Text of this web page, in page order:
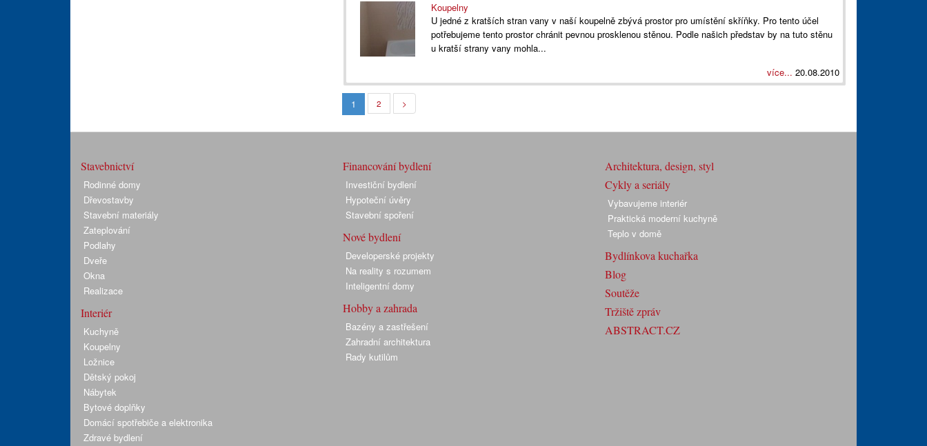
Koupelny
U jedné z kratších stran vany v naší koupelně zbývá prostor pro umístění skříňky. Pro tento účel
potřebujeme tento prostor chránit pevnou prosklenou stěnou. Podle našich představ by na tuto stěnu
u kratší strany vany mohla...
více... 20.08.2010
1 2 >
Stavebnictví
Rodinné domy
Dřevostavby
Stavební materiály
Zateplování
Podlahy
Dveře
Okna
Realizace
Interiér
Kuchyně
Koupelny
Ložnice
Dětský pokoj
Nábytek
Bytové doplňky
Domácí spotřebiče a elektronika
Zdravé bydlení
Financování bydlení
Investiční bydlení
Hypoteční úvěry
Stavební spoření
Nové bydlení
Developerské projekty
Na reality s rozumem
Inteligentní domy
Hobby a zahrada
Bazény a zastřešení
Zahradní architektura
Rady kutilům
Architektura, design, styl
Cykly a seriály
Vybavujeme interiér
Praktická moderní kuchyně
Teplo v domě
Bydlínkova kuchařka
Blog
Soutěže
Tržiště zpráv
ABSTRACT.CZ